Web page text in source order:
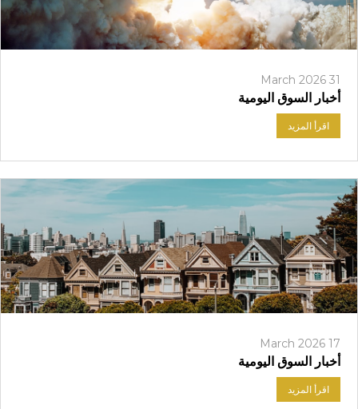
31 March 2026
أخبار السوق اليومية
اقرأ المزيد
17 March 2026
أخبار السوق اليومية
اقرأ المزيد